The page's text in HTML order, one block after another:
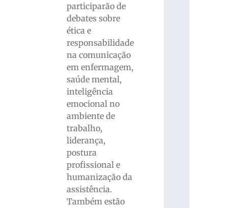
participarão de
debates sobre
ética e
responsabilidade
na comunicação
em enfermagem,
saúde mental,
inteligência
emocional no
ambiente de
trabalho,
liderança,
postura
profissional e
humanização da
assistência.
Também estão